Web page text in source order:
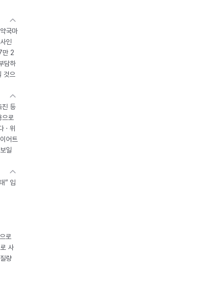
국마
인
만 2
담하
것으
진 등
로
· 위
어트
일
” 입
로
사
량